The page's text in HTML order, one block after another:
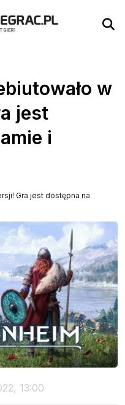
w
jest
i
Gra jest dostępna na
13:00